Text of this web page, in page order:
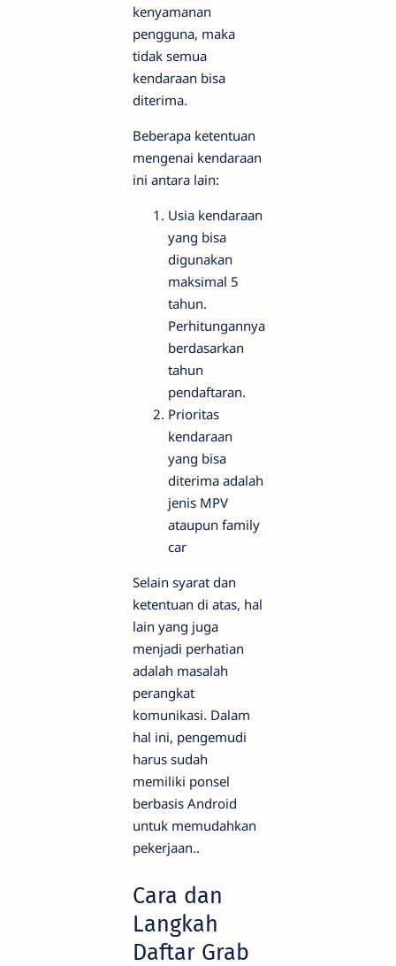
kenyamanan
pengguna, maka
tidak semua
kendaraan bisa
diterima.
Beberapa ketentuan
mengenai kendaraan
ini antara lain:
Usia kendaraan
yang bisa
digunakan
maksimal 5
tahun.
Perhitungannya
berdasarkan
tahun
pendaftaran.
Prioritas
kendaraan
yang bisa
diterima adalah
jenis MPV
ataupun family
car
Selain syarat dan
ketentuan di atas, hal
lain yang juga
menjadi perhatian
adalah masalah
perangkat
komunikasi. Dalam
hal ini, pengemudi
harus sudah
memiliki ponsel
berbasis Android
untuk memudahkan
pekerjaan..
Cara dan
Langkah
Daftar Grab